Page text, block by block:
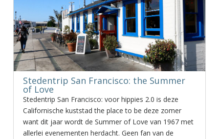
Stedentrip San Francisco: the Summer
of Love
Stedentrip San Francisco: voor hippies 2.0 is deze
Californische kuststad the place to be deze zomer
want dit jaar wordt de Summer of Love van 1967 met
allerlei evenementen herdacht. Geen fan van de